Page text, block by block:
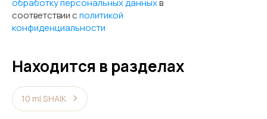
обработку персональных данныхв
соответствии сполитикой
конфиденциальности
Находится в разделах
10 ml SHAIK